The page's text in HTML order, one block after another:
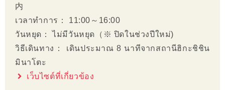
内
เวลาทำการ： 11:00～16:00
วันหยุด： ไม่มีวันหยุด（※ ปิดในช่วงปีใหม่)
วิธีเดินทาง： เดินประมาณ 8 นาทีจากสถานีฮิกะชิชิน
มินาโตะ
เว็บไซต์ที่เกี่ยวข้อง